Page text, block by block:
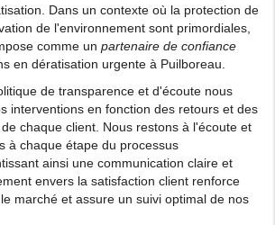
Dans un contexte où la protection de
de l'environnement sont primordiales,
comme un partenaire de confiance
en dératisation urgente à Puilboreau.
de transparence et d'écoute nous
interventions en fonction des retours et des
chaque client. Nous restons à l'écoute et
à chaque étape du processus
ainsi une communication claire et
envers la satisfaction client renforce
marché et assure un suivi optimal de nos